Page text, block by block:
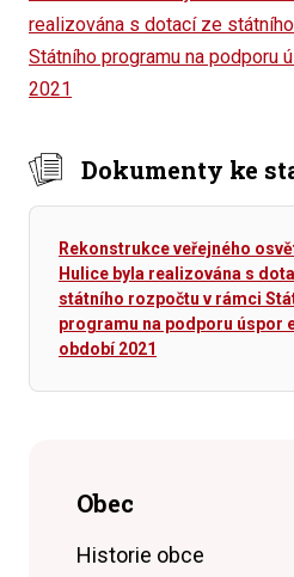
realizována s dotací ze
Státního programu na podporu
2021
Dokumenty ke
Rekonstrukce veřejného
Hulice byla realizována s
státního rozpočtu v rámci
programu na podporu úspor
období 2021
Obec
Historie obce